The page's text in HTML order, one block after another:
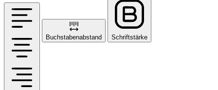
Buchstabenabstand Schriftstärke